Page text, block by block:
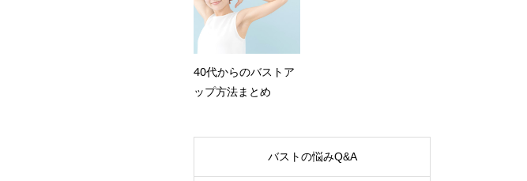
40代からのバストア
ップ方法まとめ
バストの悩みQ&A